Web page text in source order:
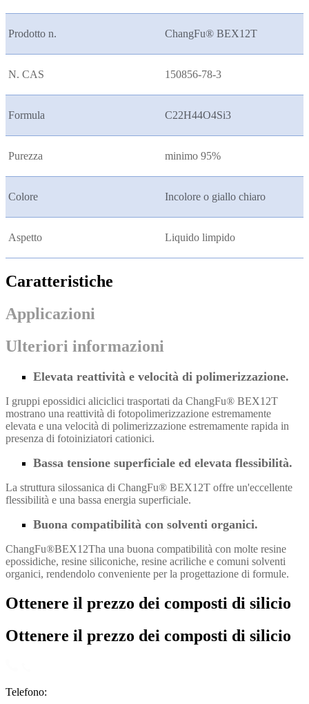
Prodotto n. ChangFu® BEX12T
N. CAS 150856-78-3
Formula C22H44O4Si3
Purezza minimo 95%
Colore Incolore o giallo chiaro
Aspetto Liquido limpido
Caratteristiche
Applicazioni
Ulteriori informazioni
Elevata reattività e velocità di polimerizzazione.
I gruppi epossidici aliciclici trasportati da ChangFu® BEX12T
mostrano una reattività di fotopolimerizzazione estremamente
elevata e una velocità di polimerizzazione estremamente rapida in
presenza di fotoiniziatori cationici.
Bassa tensione superficiale ed elevata flessibilità.
La struttura silossanica di ChangFu® BEX12T offre un'eccellente
flessibilità e una bassa energia superficiale.
Buona compatibilità con solventi organici.
ChangFu®BEX12Tha una buona compatibilità con molte resine
epossidiche, resine siliconiche, resine acriliche e comuni solventi
organici, rendendolo conveniente per la progettazione di formule.
Ottenere il prezzo dei composti di silicio
Ottenere il prezzo dei composti di silicio
Telefono: